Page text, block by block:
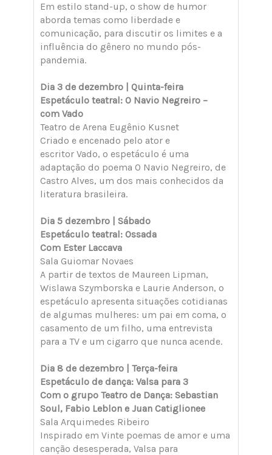
Em estilo stand-up, o show de humor
aborda temas como liberdade e
comunicação, para discutir os limites e a
influência do gênero no mundo pós-
pandemia.
Dia 3 de dezembro | Quinta-feira
Espetáculo teatral: O Navio Negreiro –
com Vado
Teatro de Arena Eugênio Kusnet
Criado e encenado pelo ator e
escritor Vado, o espetáculo é uma
adaptação do poema O Navio Negreiro, de
Castro Alves, um dos mais conhecidos da
literatura brasileira.
Dia 5 dezembro | Sábado
Espetáculo teatral: Ossada
Com Ester Laccava
Sala Guiomar Novaes
A partir de textos de Maureen Lipman,
Wislawa Szymborska e Laurie Anderson, o
espetáculo apresenta situações cotidianas
de algumas mulheres: um pai em coma, o
casamento de um filho, uma entrevista
para a TV e um cigarro que nunca acende.
Dia 8 de dezembro | Terça-feira
Espetáculo de dança: Valsa para 3
Com o grupo Teatro de Dança: Sebastian
Soul, Fabio Leblon e Juan Catiglionee
Sala Arquimedes Ribeiro
Inspirado em Vinte poemas de amor e uma
canção desesperada, Valsa para